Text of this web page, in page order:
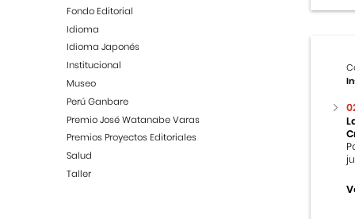
Fondo Editorial
Idioma
Idioma Japonés
Institucional
Museo
Perú Ganbare
Premio José Watanabe Varas
Premios Proyectos Editoriales
Salud
Taller